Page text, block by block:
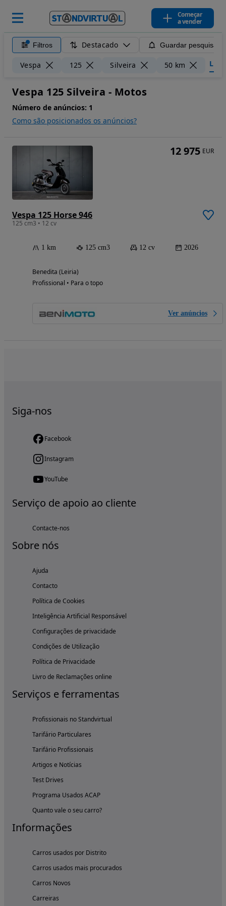
Começar
a vender
Filtros Destacado Guardar pesquisa
Vespa 125 Silveira 50 km
Vespa 125 Silveira - Motos
Número de anúncios: 1
Como são posicionados os anúncios?
Vespa 125 Horse 946
125 cm3 • 12 cv
1 km 125 cm3 12 cv 2026
Benedita (Leiria)
Profissional • Para o topo
Ver anúncios
12 975 EUR
Siga-nos
Facebook
Instagram
YouTube
Serviço de apoio ao cliente
Contacte-nos
Sobre nós
Ajuda
Contacto
Política de Cookies
Inteligência Artificial Responsável
Configurações de privacidade
Condições de Utilização
Política de Privacidade
Livro de Reclamações online
Serviços e ferramentas
Profissionais no Standvirtual
Tarifário Particulares
Tarifário Profissionais
Artigos e Notícias
Test Drives
Programa Usados ACAP
Quanto vale o seu carro?
Informações
Carros usados por Distrito
Carros usados mais procurados
Carros Novos
Carreiras